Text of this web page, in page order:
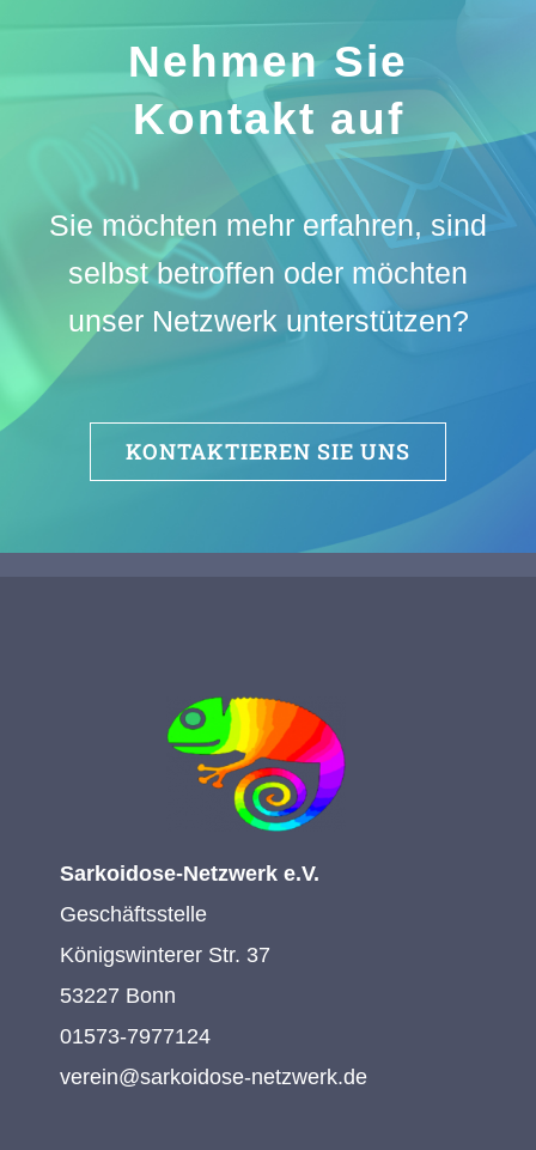
Nehmen Sie
Kontakt auf
Sie möchten mehr erfahren, sind
selbst betroffen oder möchten
unser Netzwerk unterstützen?
KONTAKTIEREN SIE UNS
Sarkoidose-Netzwerk e.V.
Geschäftsstelle
Königswinterer Str. 37
53227 Bonn
01573-7977124
verein@sarkoidose-netzwerk.de